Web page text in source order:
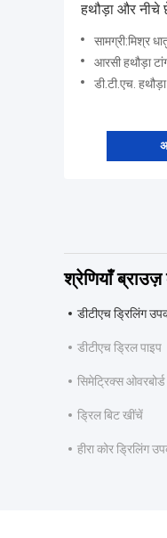
हथौड़ा और नीचे
सामग्री:मिश्र
आरसी हथौड़ा टांग:SRC531, SRC3.5,
डी.टी.एच. हथौड़ा का
श्रेणियाँ ब्राउज़
डीटीएच ड्रिलिंग
डीटीएच ड्रिल पाइप
सिमेट्रिक्स
ड्रिल बिट खींचें
हीरा कोर ड्रिलिंग